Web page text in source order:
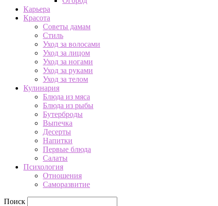
Карьера
Красота
Советы дамам
Стиль
Уход за волосами
Уход за лицом
Уход за ногами
Уход за руками
Уход за телом
Кулинария
Блюда из мяса
Блюда из рыбы
Бутерброды
Выпечка
Десерты
Напитки
Первые блюда
Салаты
Психология
Отношения
Саморазвитие
Поиск